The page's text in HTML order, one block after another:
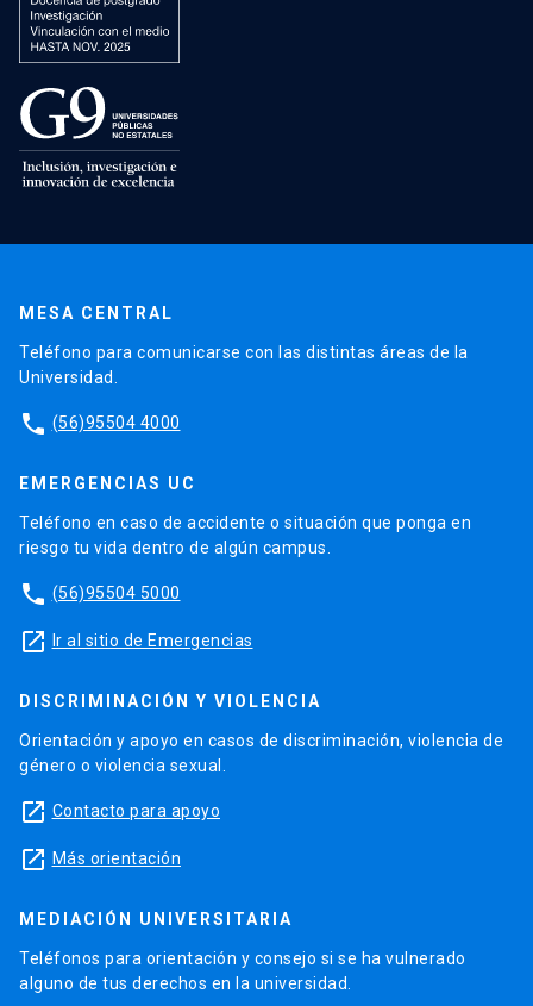
MESA CENTRAL
Teléfono para comunicarse con las distintas áreas de la
Universidad.
phone (56)95504 4000
EMERGENCIAS UC
Teléfono en caso de accidente o situación que ponga en
riesgo tu vida dentro de algún campus.
phone (56)95504 5000
launch Ir al sitio de Emergencias
DISCRIMINACIÓN Y VIOLENCIA
Orientación y apoyo en casos de discriminación, violencia de
género o violencia sexual.
launch Contacto para apoyo
launch Más orientación
MEDIACIÓN UNIVERSITARIA
Teléfonos para orientación y consejo si se ha vulnerado
alguno de tus derechos en la universidad.